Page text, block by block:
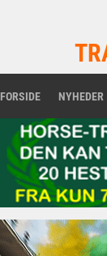
FORSIDE NYHEDER